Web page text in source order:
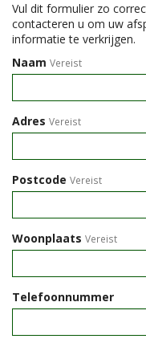
Vul dit formulier zo
contacteren u om uw
informatie te verkrijgen.
Naam Vereist
Adres Vereist
Postcode Vereist
Woonplaats Vereist
Telefoonnummer